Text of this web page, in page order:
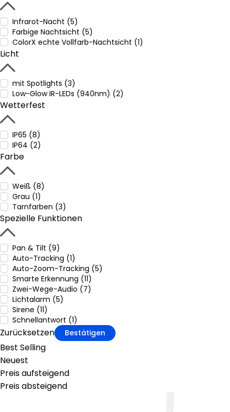
Infrarot-Nacht (5)
Farbige Nachtsicht (5)
ColorX echte Vollfarb-Nachtsicht (1)
Licht
mit Spotlights (3)
Low-Glow IR-LEDs (940nm) (2)
Wetterfest
IP65 (8)
IP64 (2)
Farbe
Weiß (8)
Grau (1)
Tarnfarben (3)
Spezielle Funktionen
Pan & Tilt (9)
Auto-Tracking (1)
Auto-Zoom-Tracking (5)
Smarte Erkennung (11)
Zwei-Wege-Audio (7)
Lichtalarm (5)
Sirene (11)
Schnellantwort (1)
Zurücksetzen Bestätigen
Best Selling
Neuest
Preis aufsteigend
Preis absteigend